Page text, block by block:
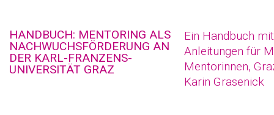
HANDBUCH: MENTORING ALS
NACHWUCHSFÖRDERUNG AN
DER KARL-FRANZENS-
UNIVERSITÄT GRAZ
Ein Handbuch
Anleitungen für
Mentorinnen,
Karin Grasenick